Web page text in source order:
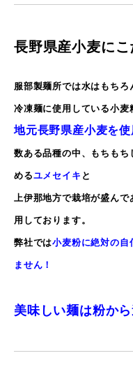
長野県産小麦にこ
服部製麺所では水はもちろ
冷凍麺に使用している小麦
地元長野県産小麦を使
数ある品種の中、もちもち
めるユメセイキ と
上伊那地方で栽培が盛んで
用しております。
弊社では小麦粉に絶対の自
ません！
美味しい麺は粉か